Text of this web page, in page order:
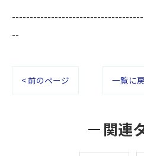
--
< 前のページ 一覧に
関連